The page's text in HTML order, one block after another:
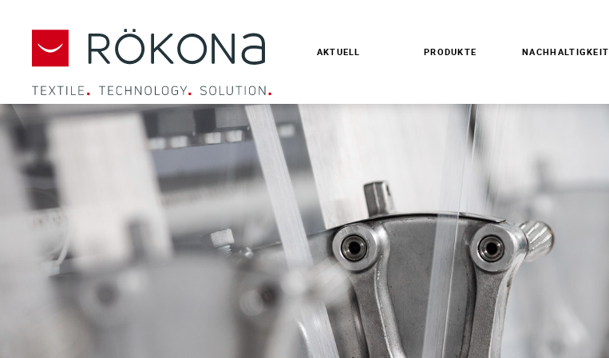
AKTUELL PRODUKTE NACHHALTIGKEIT